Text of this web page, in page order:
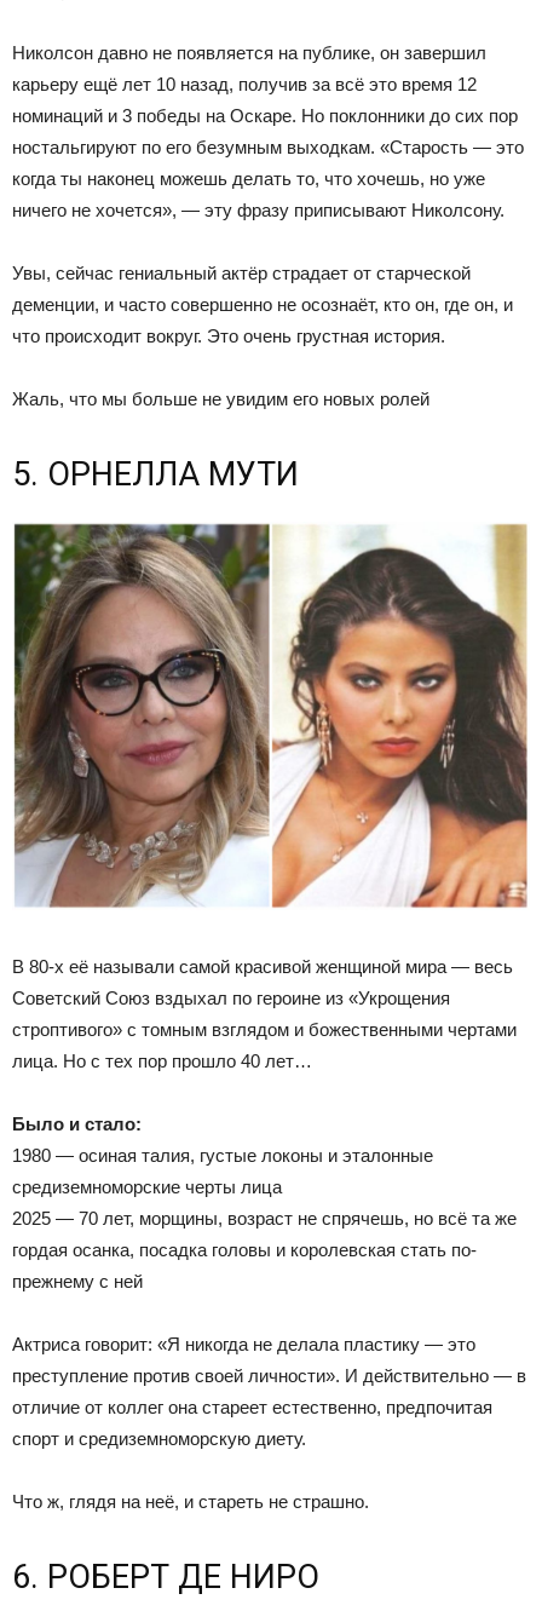
Николсон давно не появляется на публике, он завершил
карьеру ещё лет 10 назад, получив за всё это время 12
номинаций и 3 победы на Оскаре. Но поклонники до сих пор
ностальгируют по его безумным выходкам. «Старость — это
когда ты наконец можешь делать то, что хочешь, но уже
ничего не хочется», — эту фразу приписывают Николсону.
Увы, сейчас гениальный актёр страдает от старческой
деменции, и часто совершенно не осознаёт, кто он, где он, и
что происходит вокруг. Это очень грустная история.
Жаль, что мы больше не увидим его новых ролей
5. ОРНЕЛЛА МУТИ
В 80-х её называли самой красивой женщиной мира — весь
Советский Союз вздыхал по героине из «Укрощения
строптивого» с томным взглядом и божественными чертами
лица. Но с тех пор прошло 40 лет…
Было и стало:
1980 — осиная талия, густые локоны и эталонные
средиземноморские черты лица
2025 — 70 лет, морщины, возраст не спрячешь, но всё та же
гордая осанка, посадка головы и королевская стать по-
прежнему с ней
Актриса говорит: «Я никогда не делала пластику — это
преступление против своей личности». И действительно — в
отличие от коллег она стареет естественно, предпочитая
спорт и средиземноморскую диету.
Что ж, глядя на неё, и стареть не страшно.
6. РОБЕРТ ДЕ НИРО